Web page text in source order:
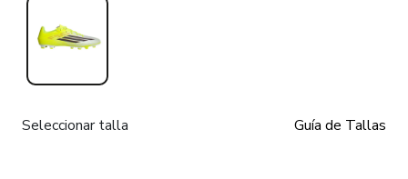
Seleccionar talla Guía de Tallas